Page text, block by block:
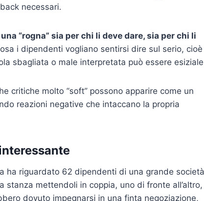
necessari.
“rogna” sia per chi li deve dare, sia per chi li
i dipendenti vogliano sentirsi dire sul serio, cioè
sbagliata o male interpretata può essere
critiche molto “soft” possono apparire come un
reazioni negative che intaccano la propria
ha riguardato 62 dipendenti di una grande società
mettendoli in coppia, uno di fronte
dovuto impegnarsi in una finta negoziazione,